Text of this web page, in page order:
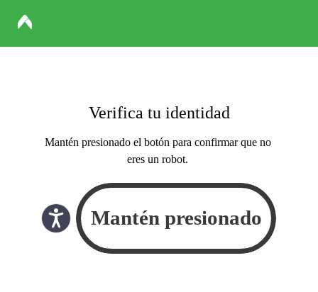
Verifica tu identidad
Mantén presionado el botón para confirmar que no
eres un robot.